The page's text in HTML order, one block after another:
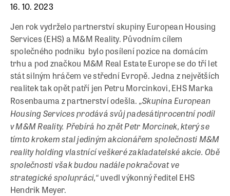
16. 10. 2023
Jen rok vydrželo partnerství skupiny European Housing
Services (EHS) a M&M Reality. Původním cílem
společného podniku bylo posílení pozice na domácím
trhu a pod značkou M&M Real Estate Europe se do tří let
stát silným hráčem ve střední Evropě. Jedna z největších
realitek tak opět patří jen Petru Morcinkovi, EHS Marka
Rosenbauma z partnerství odešla. „Skupina European
Housing Services prodává svůj padesátiprocentní podíl
v M&M Reality. Přebírá ho zpět Petr Morcinek, který se
tímto krokem stal jediným akcionářem společnosti M&M
reality holding vlastnící veškeré zakladatelské akcie. Obě
společnosti však budou nadále pokračovat ve
strategické spolupráci,“uvedl výkonný ředitel EHS
Hendrik Meyer.